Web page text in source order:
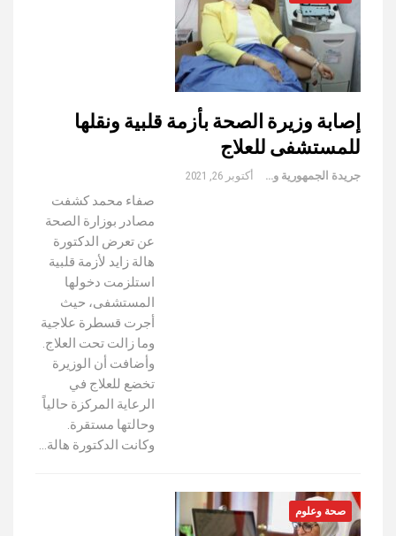
إصابة وزيرة الصحة بأزمة قلبية ونقلها
للمستشفى للعلاج
جريدة الجمهورية والعالم أكتوبر 26, 2021
صفاء محمد كشفت
مصادر بوزارة الصحة
عن تعرض الدكتورة
هالة زايد لأزمة قلبية
استلزمت دخولها
المستشفى، حيث
أجرت قسطرة علاجية
وما زالت تحت العلاج.
وأضافت أن الوزيرة
تخضع للعلاج في
الرعاية المركزة حالياً
وحالتها مستقرة.
وكانت الدكتورة هالة…
صحة وعلوم